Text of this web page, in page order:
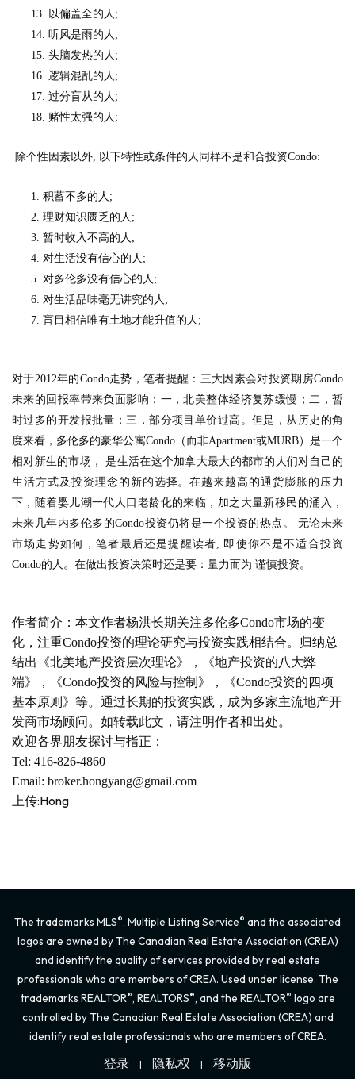
13.
以偏盖全的人 ;
14. 听风是雨的人 ;
15. 头脑发热的人 ;
16. 逻辑混乱的人 ;
17. 过分盲从的人 ;
18. 赌性太强的人 ;
除个性因素以外 以下特性或条件的人同样不是和合投资Condo:
1. 积蓄不多的人 ;
2. 理财知识匮乏的人 ;
3. 暂时收入不高的人 ;
4. 对生活没有信心的人 ;
5. 对多伦多没有信心的人 ;
6. 对生活品味毫无讲究的人 ;
7. 盲目相信唯有土地才能升值的人 ;
对于201 2年的Condo走势，笔者提醒：三大因素会对投资期房Condo
未来的回报率带来负面影响：一，北美整体经济复苏缓慢；二，暂
时过多的开发报批量；三，部分项目单价过高。但是，从历史的角
度来看，多伦多的豪华公寓Condo（而非Apartment或MURB）是一个
相对新生的市场， 是生活在这个加拿大最大的都市的人们对自己的
生活方式及投资理念的新的选择。在越来越高的通货膨胀的压力
下，随着婴儿潮一代人口老龄化的来临，加之大量新移民的涌入，
未来几年内多伦多的Condo投资仍将是一个投资的热点。 无论未来
市场走势如何，笔者最后还是提醒读者
即使你不是不适合投资
Condo的人。在做出投资决策时还是要：量力而为 谨慎投资。
作者简介：本文作者杨洪长期关注多伦多Condo市场的变
化，注重Condo投资的理论研究与投资实践相结合。归纳总
结出《北美地产投资层次理论》，《地产投资的八大弊
端》，《Condo投资的风险与控制》，《Condo投资的四项
基本原则》等。通过长期的投资实践，成为多家主流地产开
发商市场顾问。如转载此文，请注明作者和出处。
欢迎各界朋友探讨与指正：
Tel: 416-826-4860
Email: broker.hongyang@gmail.com
上传:Hong
The trademarks MLS®, Multiple Listing Service® and the associated
logos are owned by The Canadian Real Estate Association (CREA)
and identify the quality of services provided by real estate
professionals who are members of CREA. Used under license. The
trademarks REALTOR®, REALTORS®, and the REALTOR® logo are
controlled by The Canadian Real Estate Association (CREA) and
identify real estate professionals who are members of CREA.
登录 | 隐私权 | 移动版